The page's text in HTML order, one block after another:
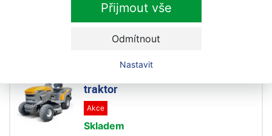
Přijmout vše
Odmítnout
Nastavit
Na objednávku
116 990 Kč
traktor
Akce
Skladem